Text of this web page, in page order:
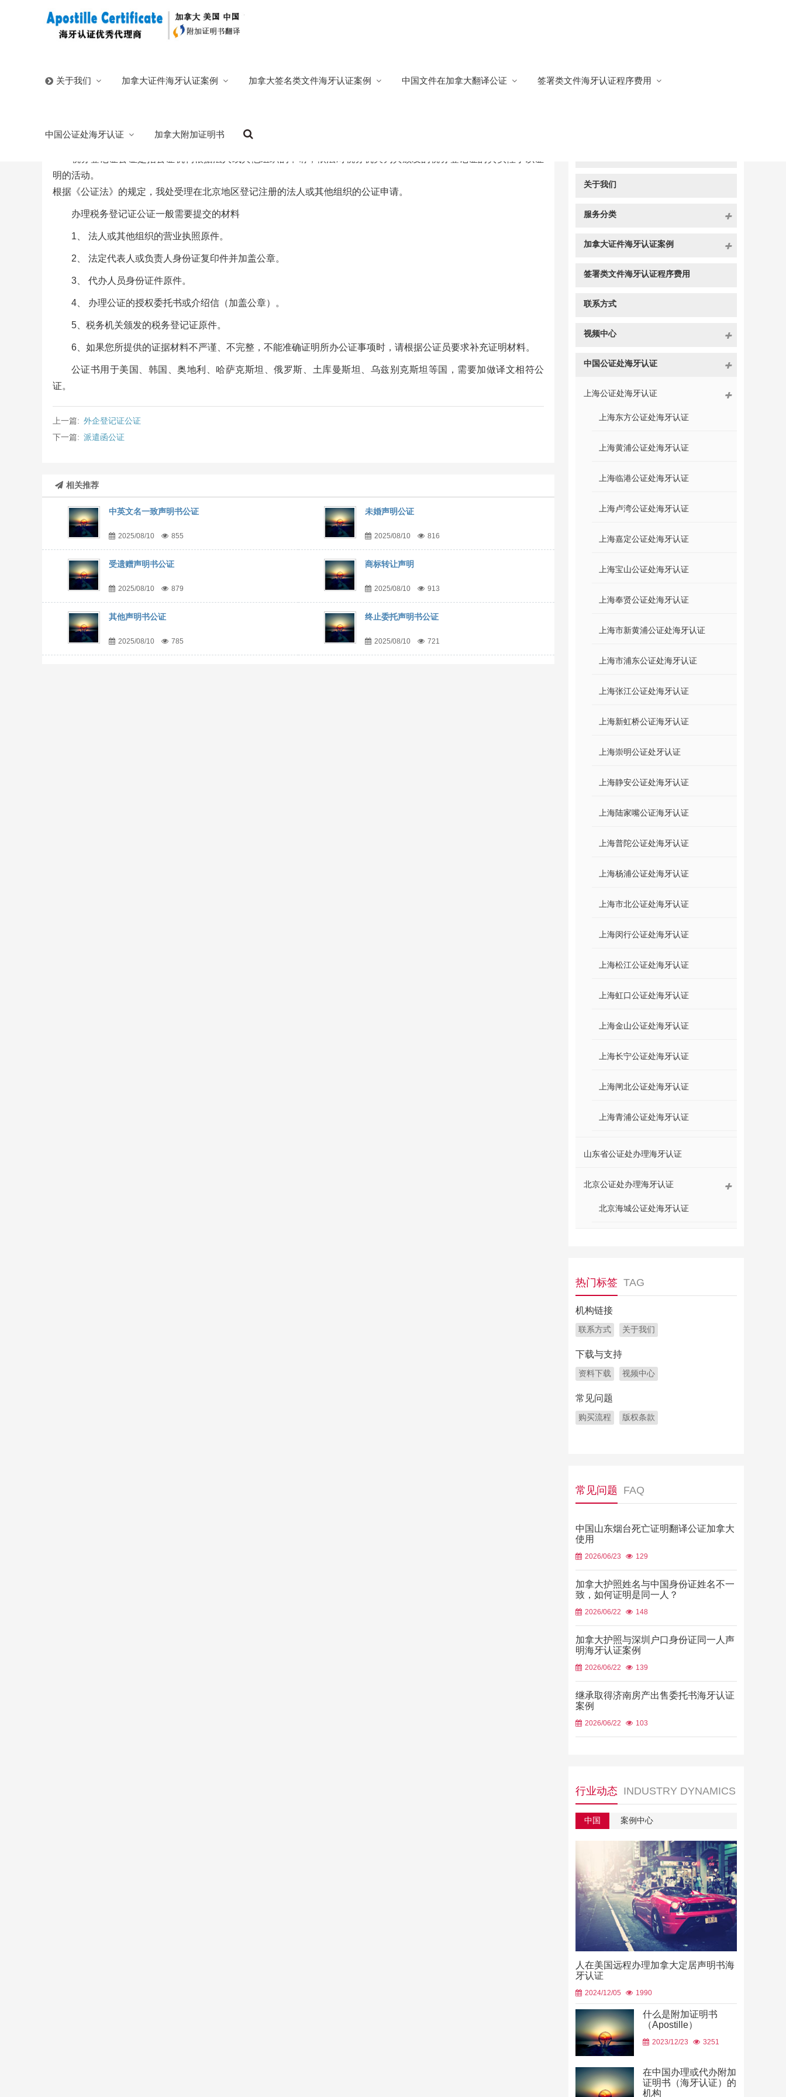
关于我们 加拿大证件海牙认证案例 加拿大签名类文件海牙认证案例 中国文件在加拿大翻译公证 签署类文件海牙认证程序费用
中国公证处海牙认证 加拿大附加证明书
2025/06/26 分类: 中国公证处海牙认证 北京国信公证处海牙认证
明的活动。
根据《公证法》的规定，我处受理在北京地区登记注册的法人或其他组织的公证申请。
办理税务登记证公证一般需要提交的材料
1、 法人或其他组织的营业执照原件。
2、 法定代表人或负责人身份证复印件并加盖公章。
3、 代办人员身份证件原件。
4、 办理公证的授权委托书或介绍信（加盖公章）。
5、税务机关颁发的税务登记证原件。
6、如果您所提供的证据材料不严谨、不完整，不能准确证明所办公证事项时，请根据公证员要求补充证明材料。
公证书用于美国、韩国、奥地利、哈萨克斯坦、俄罗斯、土库曼斯坦、乌兹别克斯坦等国，需要加做译文相符公
证。
上一篇: 外企登记证公证
下一篇: 派遣函公证
相关推荐
中英文名一致声明书公证
2025/08/10 855
未婚声明公证
2025/08/10 816
受遗赠声明书公证
2025/08/10 879
商标转让声明
2025/08/10 913
其他声明书公证
2025/08/10 785
终止委托声明书公证
2025/08/10 721
关于我们
服务分类
加拿大证件海牙认证案例
签署类文件海牙认证程序费用
联系方式
视频中心
中国公证处海牙认证
上海公证处海牙认证
上海东方公证处海牙认证
上海黄浦公证处海牙认证
上海临港公证处海牙认证
上海卢湾公证处海牙认证
上海嘉定公证处海牙认证
上海宝山公证处海牙认证
上海奉贤公证处海牙认证
上海市新黄浦公证处海牙认证
上海市浦东公证处海牙认证
上海张江公证处海牙认证
上海新虹桥公证海牙认证
上海崇明公证处牙认证
上海静安公证处海牙认证
上海陆家嘴公证海牙认证
上海普陀公证处海牙认证
上海杨浦公证处海牙认证
上海市北公证处海牙认证
上海闵行公证处海牙认证
上海松江公证处海牙认证
上海虹口公证处海牙认证
上海金山公证处海牙认证
上海长宁公证处海牙认证
上海闸北公证处海牙认证
上海青浦公证处海牙认证
山东省公证处办理海牙认证
北京公证处办理海牙认证
北京海城公证处海牙认证
热门标签 TAG
机构链接
联系方式 关于我们
下载与支持
资料下载 视频中心
常见问题
购买流程 版权条款
常见问题 FAQ
中国山东烟台死亡证明翻译公证加拿大
使用
2026/06/23 129
加拿大护照姓名与中国身份证姓名不一
致，如何证明是同一人？
2026/06/22 148
加拿大护照与深圳户口身份证同一人声
明海牙认证案例
2026/06/22 139
继承取得济南房产出售委托书海牙认证
案例
2026/06/22 103
行业动态 INDUSTRY DYNAMICS
中国 案例中心
人在美国远程办理加拿大定居声明书海
牙认证
2024/12/05 1990
什么是附加证明书
（Apostille）
2023/12/23 3251
在中国办理或代办附加
证明书（海牙认证）的
机构